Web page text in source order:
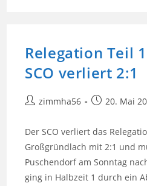
Relegation Teil
SCO verliert 2:1
Beitrags-
zimmha56
Beitrag20. Mai
Der SCO verliert das
Großgründlach mit 2:1 und
Puschendorf am Sonntag
ging in Halbzeit 1 durch ein